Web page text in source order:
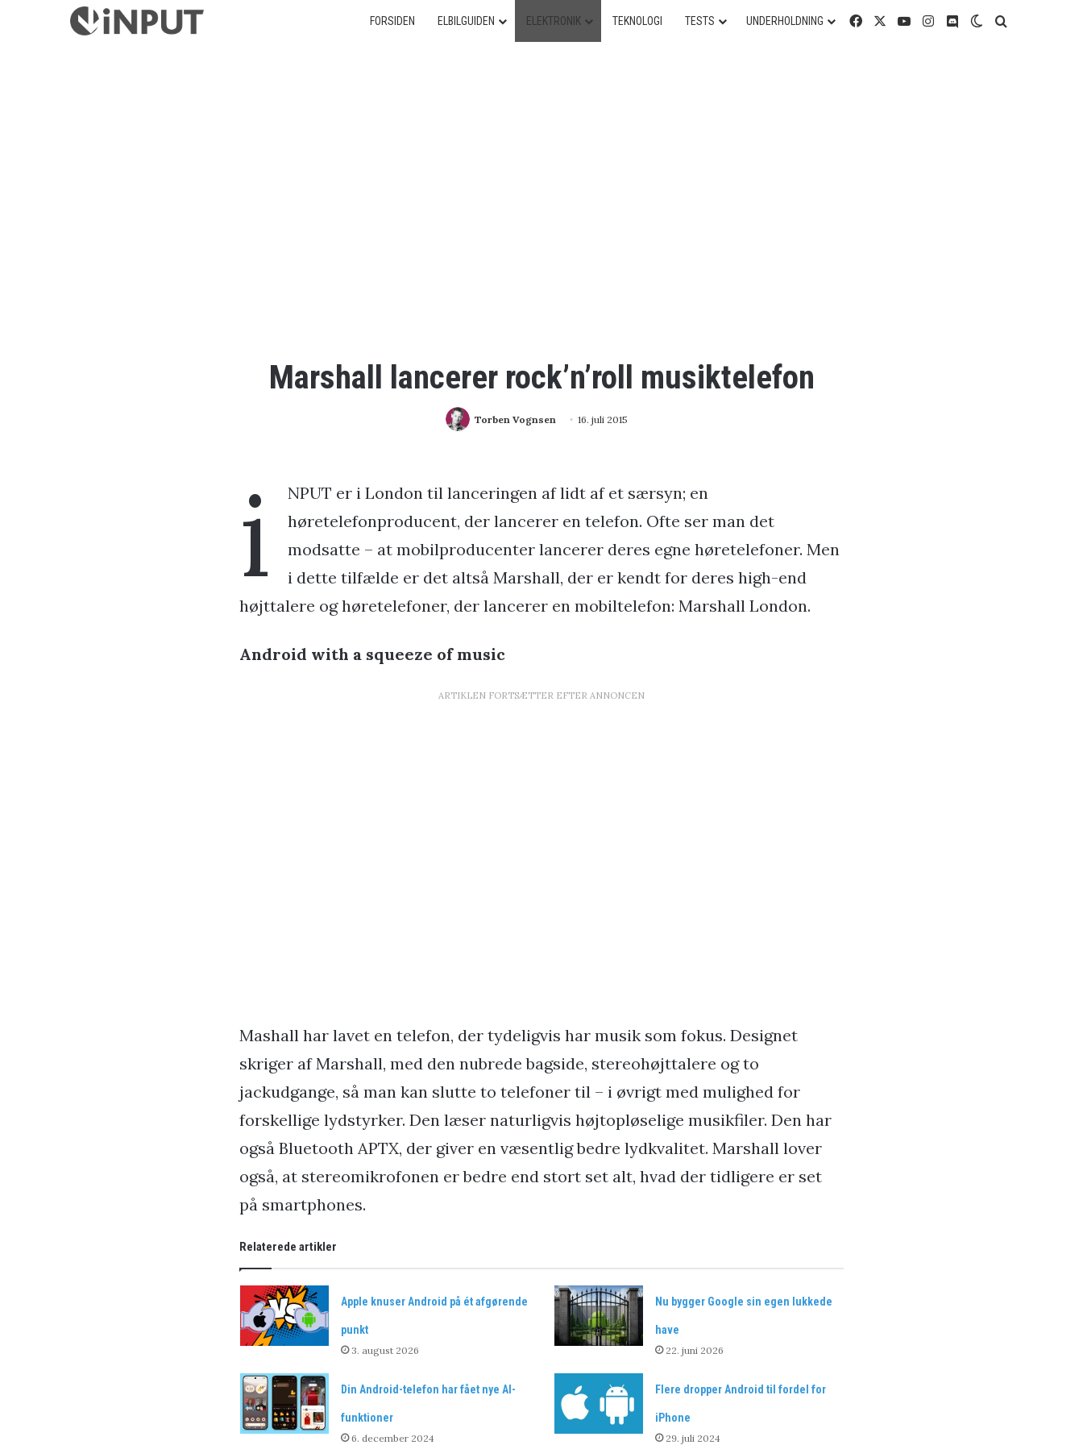
FORSIDEN ELBILGUIDEN ELEKTRONIK TEKNOLOGI TESTS UNDERHOLDNING Facebook YouTubeInstagram
DiscordSwitch skin
Marshall lancerer rock’n’roll musiktelefon
Torben Vognsen 16. juli 2015
i
NPUT er i London til lanceringen af lidt af et særsyn; en
høretelefonproducent, der lancerer en telefon. Ofte ser man det
modsatte – at mobilproducenter lancerer deres egne høretelefoner. Men
i dette tilfælde er det altså Marshall, der er kendt for deres high-end
højttalere og høretelefoner, der lancerer en mobiltelefon: Marshall London.
Android with a squeeze of music
ARTIKLEN FORTSÆTTER EFTER ANNONCEN
Mashall har lavet en telefon, der tydeligvis har musik som fokus. Designet
skriger af Marshall, med den nubrede bagside, stereohøjttalere og to
jackudgange, så man kan slutte to telefoner til – i øvrigt med mulighed for
forskellige lydstyrker. Den læser naturligvis højtopløselige musikfiler. Den har
også Bluetooth APTX, der giver en væsentlig bedre lydkvalitet. Marshall lover
også, at stereomikrofonen er bedre end stort set alt, hvad der tidligere er set
på smartphones.
Relaterede artikler
Apple knuser Android på ét afgørende
punkt
3. august 2026
Nu bygger Google sin egen lukkede
have
22. juni 2026
Din Android-telefon har fået nye AI-
funktioner
6. december 2024
Flere dropper Android til fordel for
iPhone
29. juli 2024